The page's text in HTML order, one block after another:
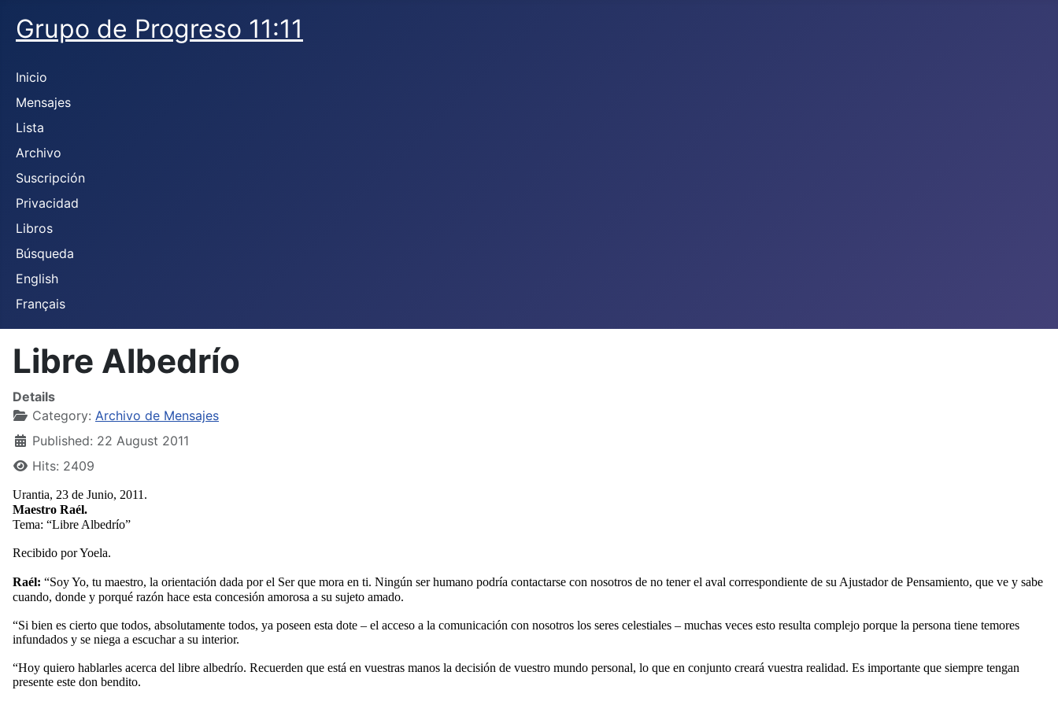
Grupo de Progreso 11:11
Inicio
Mensajes
Lista
Archivo
Suscripción
Privacidad
Libros
Búsqueda
English
Français
Libre Albedrío
Details
Category: Archivo de Mensajes
Published: 22 August 2011
Hits: 2409
Urantia, 23 de Junio, 2011.
Maestro Raél.
Tema: “Libre Albedrío”
Recibido por Yoela.
Raél: “Soy Yo, tu maestro, la orientación dada por el Ser que mora en ti. Ningún ser humano podría contactarse con nosotros de no tener el aval correspondiente de su Ajustador de Pensamiento, que ve y sabe
cuando, donde y porqué razón hace esta concesión amorosa a su sujeto amado.
“Si bien es cierto que todos, absolutamente todos, ya poseen esta dote – el acceso a la comunicación con nosotros los seres celestiales – muchas veces esto resulta complejo porque la persona tiene temores
infundados y se niega a escuchar a su interior.
“Hoy quiero hablarles acerca del libre albedrío. Recuerden que está en vuestras manos la decisión de vuestro mundo personal, lo que en conjunto creará vuestra realidad. Es importante que siempre tengan
presente este don bendito.